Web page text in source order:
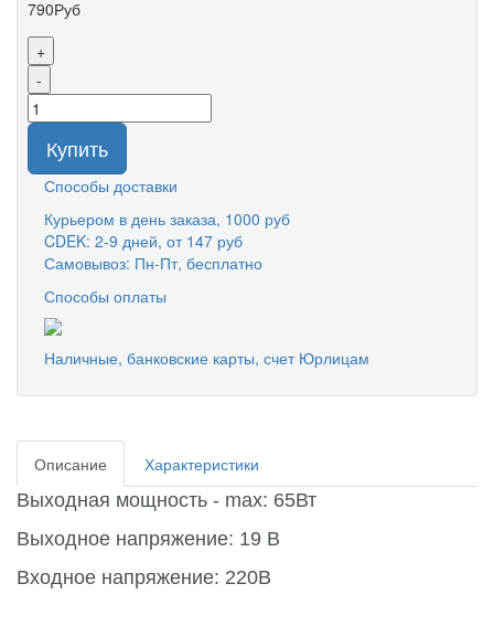
790Руб
+
-
Купить
Способы доставки
Курьером в день заказа, 1000 руб
CDEK: 2-9 дней, от 147 руб
Самовывоз: Пн-Пт, бесплатно
Способы оплаты
Наличные, банковские карты, счет Юрлицам
Описание
Характеристики
Выходная мощность - max: 65Вт
Выходное напряжение: 19 В
Входное напряжение: 220В